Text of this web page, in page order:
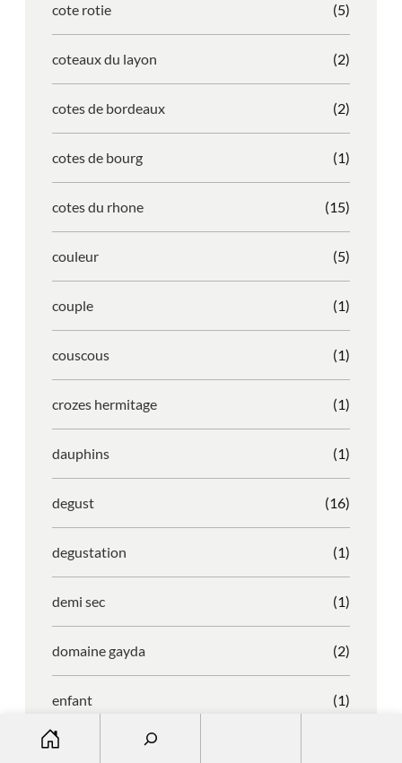
cote rotie (5)
coteaux du layon (2)
cotes de bordeaux (2)
cotes de bourg (1)
cotes du rhone (15)
couleur (5)
couple (1)
couscous (1)
crozes hermitage (1)
dauphins (1)
degust (16)
degustation (1)
demi sec (1)
domaine gayda (2)
enfant (1)
entreprise